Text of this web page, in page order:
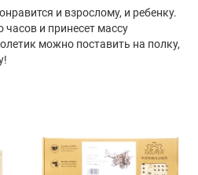
и взрослому, и ребенку.
часов и принесет массу
можно поставить на полку,